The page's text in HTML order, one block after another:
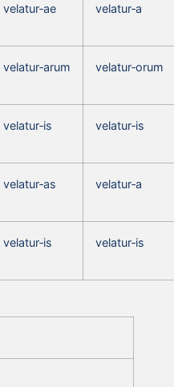
velatur‑ae velatur‑a
velatur‑arum velatur‑orum
velatur‑is velatur‑is
velatur‑as velatur‑a
velatur‑is velatur‑is